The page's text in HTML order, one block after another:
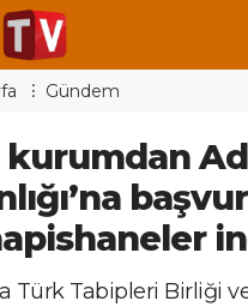
Gündem
kurumdan
Türk Tabipleri Birliği